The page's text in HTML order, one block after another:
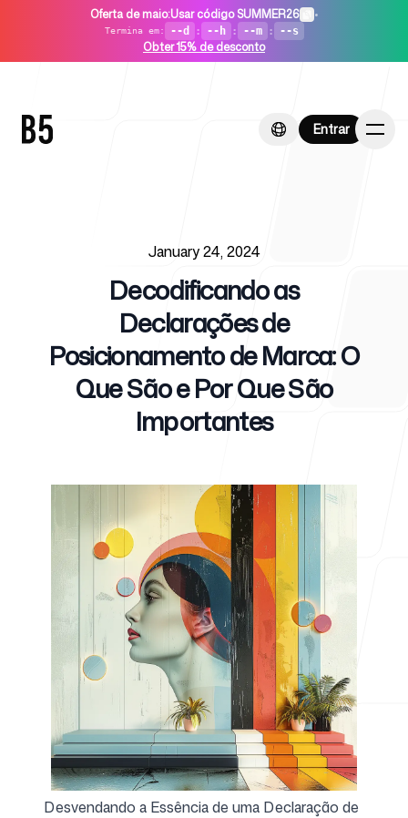
Oferta de maio:Usar código SUMMER26 •
Termina em: --d : --h : --m : --s
Obter 15% de desconto
Entrar
Entrar
Para startups
Blog
Preços
Central de ajuda
January 24, 2024
Decodificando as
Declarações de
Posicionamento de Marca: O
Que São e Por Que São
Importantes
Desvendando a Essência de uma Declaração de